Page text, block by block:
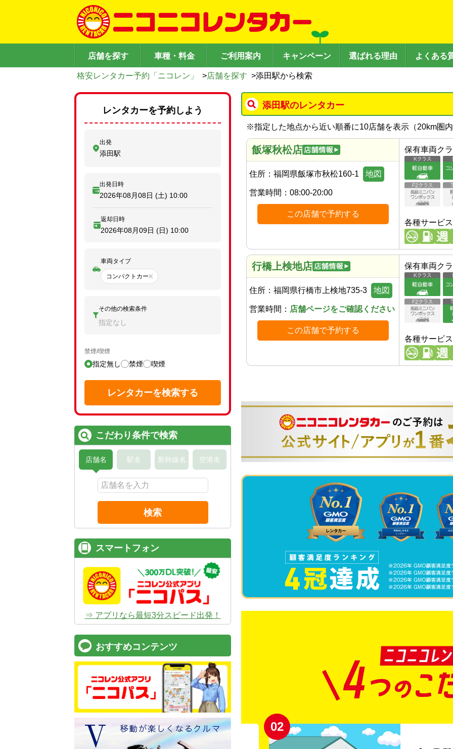
店舗を探す 車種・料金 ご利用案内 キャンペーン 選ばれる理由 よくある
格安レンタカー予約「ニコレン」 >店舗を探す >添田駅から検索
添田駅のレンタカー
※指定した地点から近い順番に10店舗を表示（20km圏
飯塚秋松店
住所： 福岡県飯塚市秋松160-1 地図
営業時間： 08:00-20:00
この店舗で予約する
保有車両ク
各種サービス
行橋上検地店
住所： 福岡県行橋市上検地735-3 地図
営業時間： 店舗ページをご確認ください
この店舗で予約する
保有車両ク
各種サービス
02
レンタカーを予約しよう
出発
添田駅
出発日時
2026年08月08日 (土) 10:00
返却日時
2026年08月09日 (日) 10:00
車両タイプ
コンパクトカー
その他の検索条件
指定なし
禁煙/喫煙
指定無し 禁煙 喫煙
レンタカーを検索する
こだわり条件で検索
店舗名 駅名 新幹線名 空港名
検索
スマートフォン
⇒ アプリなら最短3分スピード出発！
おすすめコンテンツ